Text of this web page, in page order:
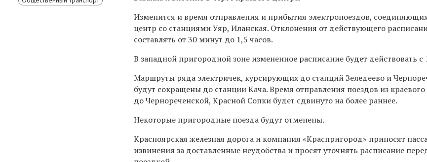
Изменится и время отправления и прибытия электропоездов,
центр со станциями Уяр, Иланская. Отклонения от действующего
составлять от 30 минут до 1,5 часов.
В западной пригородной зоне измененное расписание будет действовать с
Маршруты ряда электричек, курсирующих до станций Зеледеево и
будут сокращены до станции Кача. Время отправления поездов из
до Чернореченской, Красной Сопки будет сдвинуто на более раннее.
Некоторые пригородные поезда будут отменены.
Красноярская железная дорога и компания «Краспригород» приносят
извинения за доставленные неудобства и просят уточнять расписание